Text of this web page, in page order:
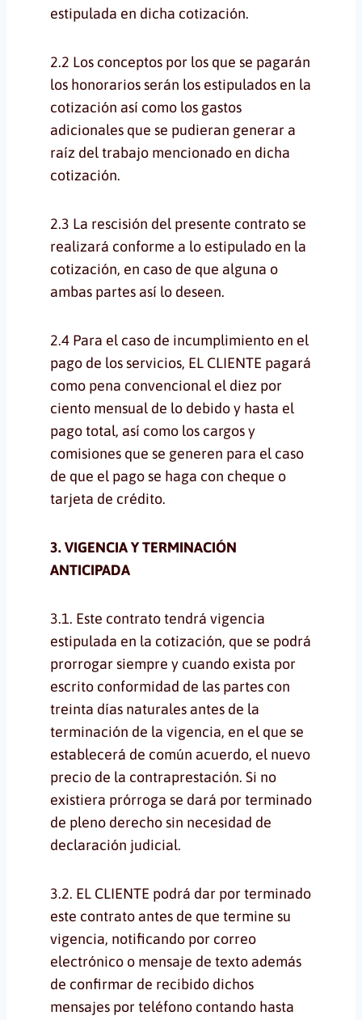
estipulada en dicha cotización.
2.2 Los conceptos por los que se pagarán
los honorarios serán los estipulados en la
cotización así como los gastos
adicionales que se pudieran generar a
raíz del trabajo mencionado en dicha
cotización.
2.3 La rescisión del presente contrato se
realizará conforme a lo estipulado en la
cotización, en caso de que alguna o
ambas partes así lo deseen.
2.4 Para el caso de incumplimiento en el
pago de los servicios, EL CLIENTE pagará
como pena convencional el diez por
ciento mensual de lo debido y hasta el
pago total, así como los cargos y
comisiones que se generen para el caso
de que el pago se haga con cheque o
tarjeta de crédito.
3. VIGENCIA Y TERMINACIÓN
ANTICIPADA
3.1. Este contrato tendrá vigencia
estipulada en la cotización, que se podrá
prorrogar siempre y cuando exista por
escrito conformidad de las partes con
treinta días naturales antes de la
terminación de la vigencia, en el que se
establecerá de común acuerdo, el nuevo
precio de la contraprestación. Si no
existiera prórroga se dará por terminado
de pleno derecho sin necesidad de
declaración judicial.
3.2. EL CLIENTE podrá dar por terminado
este contrato antes de que termine su
vigencia, notificando por correo
electrónico o mensaje de texto además
de confirmar de recibido dichos
mensajes por teléfono contando hasta